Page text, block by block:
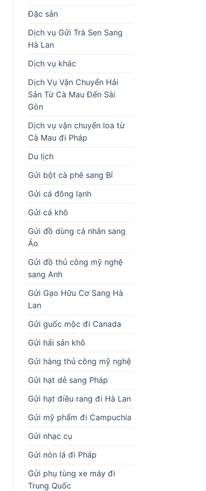
Đặc sản
Dịch vụ Gửi Trà Sen Sang
Hà Lan
Dịch vụ khác
Dịch Vụ Vận Chuyển Hải
Sản Từ Cà Mau Đến Sài
Gòn
Dịch vụ vận chuyển loa từ
Cà Mau đi Pháp
Du lịch
Gửi bột cà phê sang Bỉ
Gửi cá đông lạnh
Gửi cá khô
Gửi đồ dùng cá nhân sang
Áo
Gửi đồ thủ công mỹ nghệ
sang Anh
Gửi Gạo Hữu Cơ Sang Hà
Lan
Gửi guốc mộc đi Canada
Gửi hải sản khô
Gửi hàng thủ công mỹ nghệ
Gửi hạt dẻ sang Pháp
Gửi hạt điều rang đi Hà Lan
Gửi mỹ phẩm đi Campuchia
Gửi nhạc cụ
Gửi nón lá đi Pháp
Gửi phụ tùng xe máy đi
Trung Quốc